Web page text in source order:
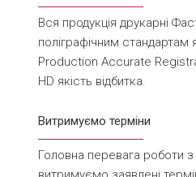
Вся продукція друкарні
поліграфічним стандартам
Production Accurate
HD якість відбитка.
Витримуємо терміни
Головна перевага роботи